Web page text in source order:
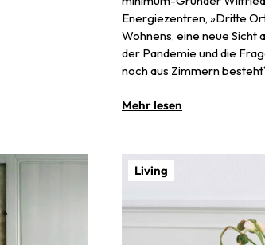
Energiezentren, »Dritte
Wohnens, eine neue Sicht
der Pandemie und die
noch aus Zimmern
Mehr lesen
Living